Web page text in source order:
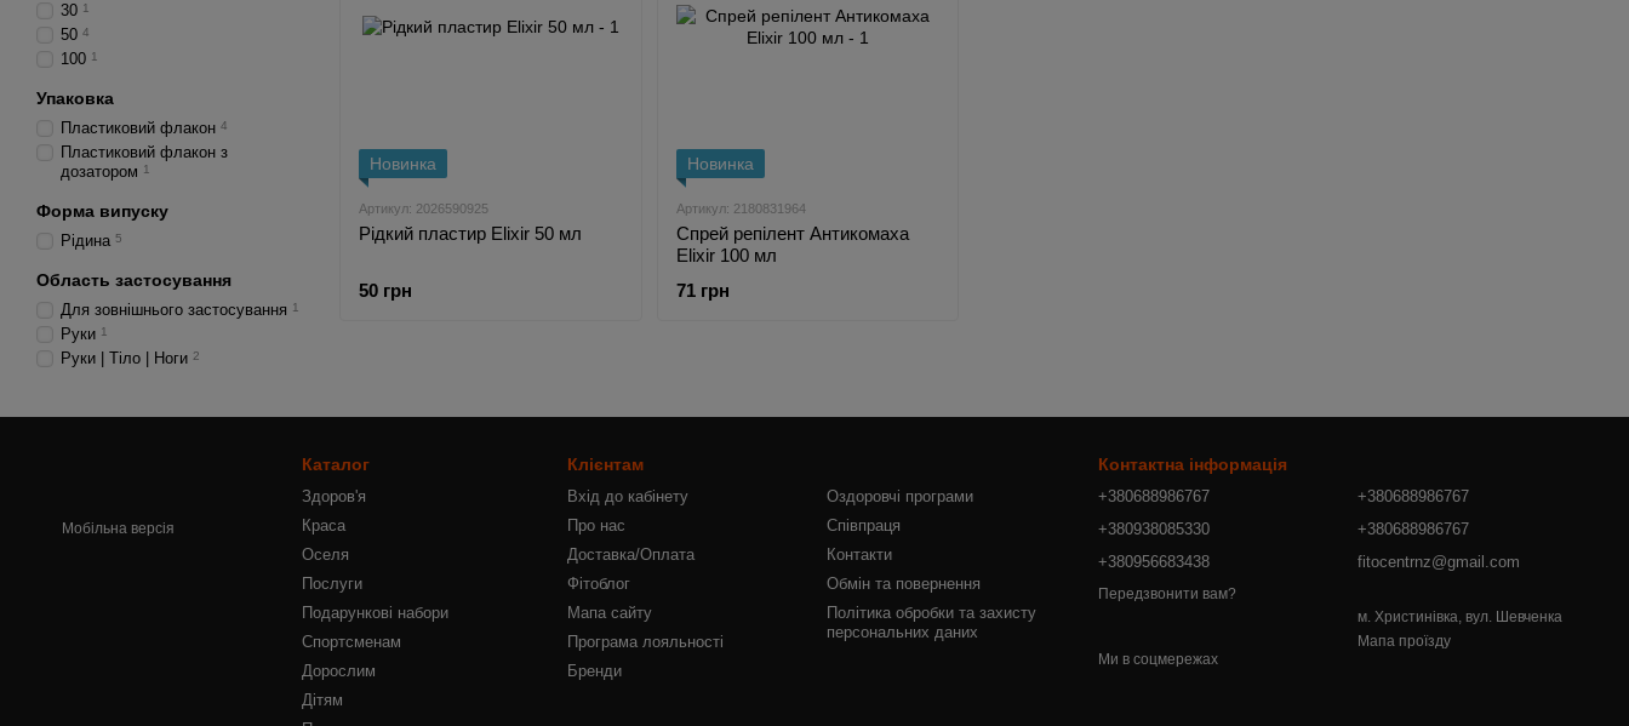
Новинка
Артикул: 2026590925
Рідкий пластир Elixir 50 мл
50 грн
Новинка
Артикул: 2180831964
Спрей репілент Антикомаха
Elixir 100 мл
71 грн
30 1
50 4
100 1
Упаковка
Пластиковий флакон 4
Пластиковий флакон з
дозатором 1
Форма випуску
Рідина 5
Область застосування
Для зовнішнього застосування 1
Руки 1
Руки | Тіло | Ноги 2
Мобільна версія
Каталог
Здоров'я
Краса
Оселя
Послуги
Подарункові набори
Спортсменам
Дорослим
Дітям
Клієнтам
Вхід до кабінету
Про нас
Доставка/Оплата
Фітоблог
Мапа сайту
Програма лояльності
Бренди
Оздоровчі програми
Співпраця
Контакти
Обмін та повернення
Політика обробки та захисту
персональних даних
Контактна інформація
+380688986767
+380938085330
+380956683438
Передзвонити вам?
+380688986767
+380688986767
fitocentrnz@gmail.com
м. Христинівка, вул. Шевченка
Мапа проїзду
Ми в соцмережах